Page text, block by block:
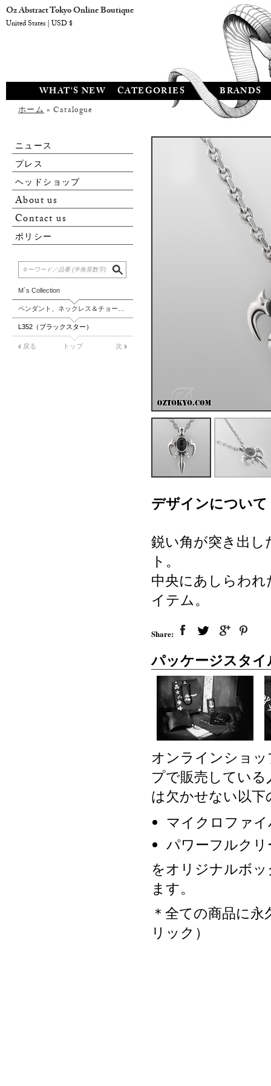
WHAT'S NEW CATEGORIES BRANDS
ホーム» Catalogue
ニュース
プレス
ヘッドショップ
About us
Contact us
ポリシー
M`s Collection
L352（ブラックスター）
戻る トップ 次
デザインについて
鋭い角が突き出
ト。
中央にあしらわ
イテム。
Share:
パッケージスタ
オンラインショ
プで販売してい
は欠かせない以
マイクロファ
パワーフルク
をオリジナルボ
ます。
＊全ての商品に
リック）
Oz Abstract Tokyo Online Boutique
United States | USD $